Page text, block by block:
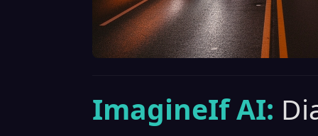
ImagineIf AI: